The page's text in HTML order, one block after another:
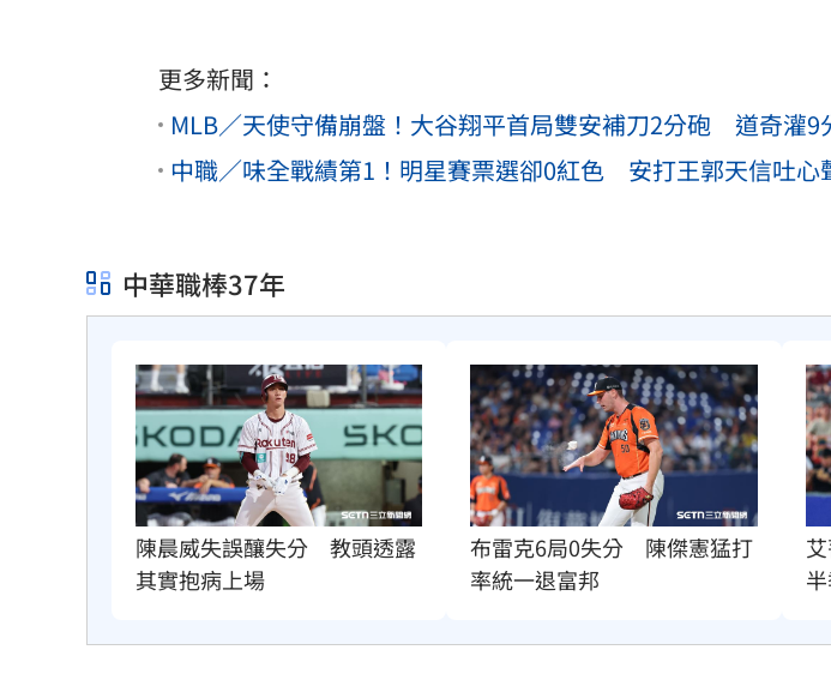
更多新聞：
MLB／天使守備崩盤！大谷翔平首局雙安補刀2分砲 道奇灌9
中職／味全戰績第1！明星賽票選卻0紅色 安打王郭天信吐心
中華職棒37年
陳晨威失誤釀失分　教頭透露
其實抱病上場
布雷克6局0失分　陳傑憲猛打
率統一退富邦